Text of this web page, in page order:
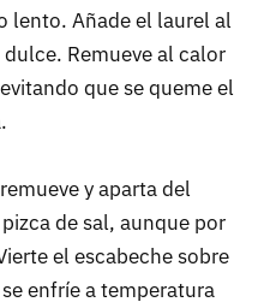
lento. Añade el laurel al
Remueve al calor
que se queme el
y aparta del
de sal, aunque por
el escabeche sobre
enfríe a temperatura